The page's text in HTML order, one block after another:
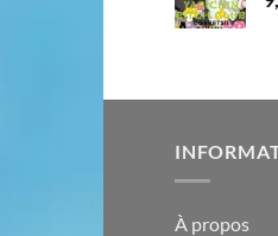
À propos